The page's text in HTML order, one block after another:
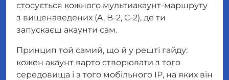
стосується кожного мультиакаунт-маршруту
з вищенаведених (A, B-2, C-2), де ти
запускаєш акаунти сам.
Принцип той самий, що й у решті гайду:
кожен акаунт варто створювати з того
середовища і з того мобільного IP, на яких він